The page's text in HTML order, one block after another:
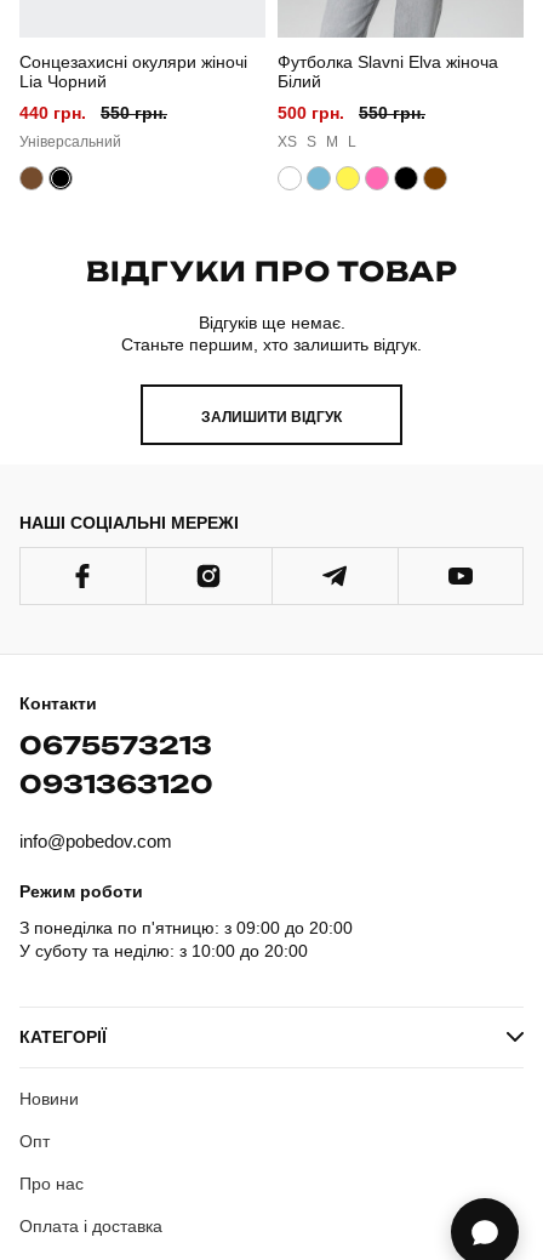
Склад тканини 80% бавовна, 15% поліестер, 5% еластан
Країна - виробник
Сонцезахисні окуляри жіночі
Lia Чорний
440 грн.
550 грн.
Універсальний
Футболка Slavni Elva жіноча
Білий
500 грн.
550 грн.
XS S M L
ВІДГУКИ ПРО ТОВАР
Відгуків ще немає.
Станьте першим, хто залишить відгук.
ЗАЛИШИТИ ВІДГУК
НАШІ СОЦІАЛЬНІ МЕРЕЖІ
Контакти
0675573213
0931363120
info@pobedov.com
Режим роботи
З понеділка по п'ятницю: з 09:00 до 20:00
У суботу та неділю: з 10:00 до 20:00
КАТЕГОРІЇ
Новини
Опт
Про нас
Оплата і доставка